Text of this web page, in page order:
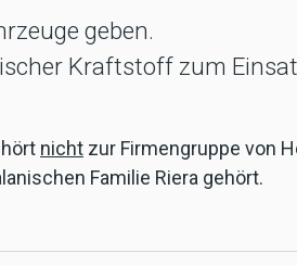
geben.
Kraftstoff zum
nicht zur Firmengruppe von
Familie Riera gehört.